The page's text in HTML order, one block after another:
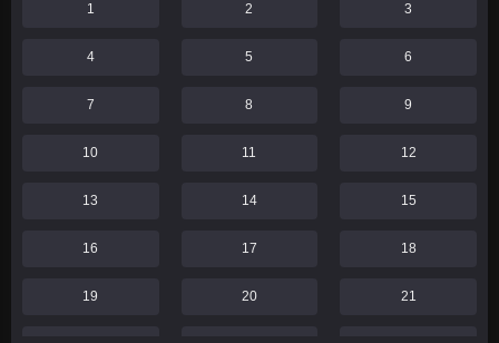
1 2 3
4 5 6
7 8 9
10 11 12
13 14 15
16 17 18
19 20 21